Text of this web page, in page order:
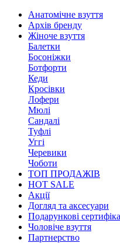
Анатомічне взуття
Архів бренду
Жіноче взуття
Балетки
Босоніжки
Ботфорти
Кеди
Кросівки
Лофери
Мюлі
Сандалі
Туфлі
Уггі
Черевики
Чоботи
ТОП ПРОДАЖІВ
HOT SALE
Акції
Догляд та аксесуари
Подарункові
Чоловіче взуття
Партнерство